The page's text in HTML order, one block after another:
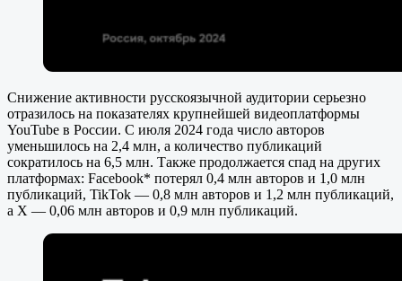
Снижение активности русскоязычной аудитории серьезно
отразилось на показателях крупнейшей видеоплатформы
YouTube в России. С июля 2024 года число авторов
уменьшилось на 2,4 млн, а количество публикаций
сократилось на 6,5 млн. Также продолжается спад на других
платформах: Facebook* потерял 0,4 млн авторов и 1,0 млн
публикаций, TikTok — 0,8 млн авторов и 1,2 млн публикаций,
а X — 0,06 млн авторов и 0,9 млн публикаций.